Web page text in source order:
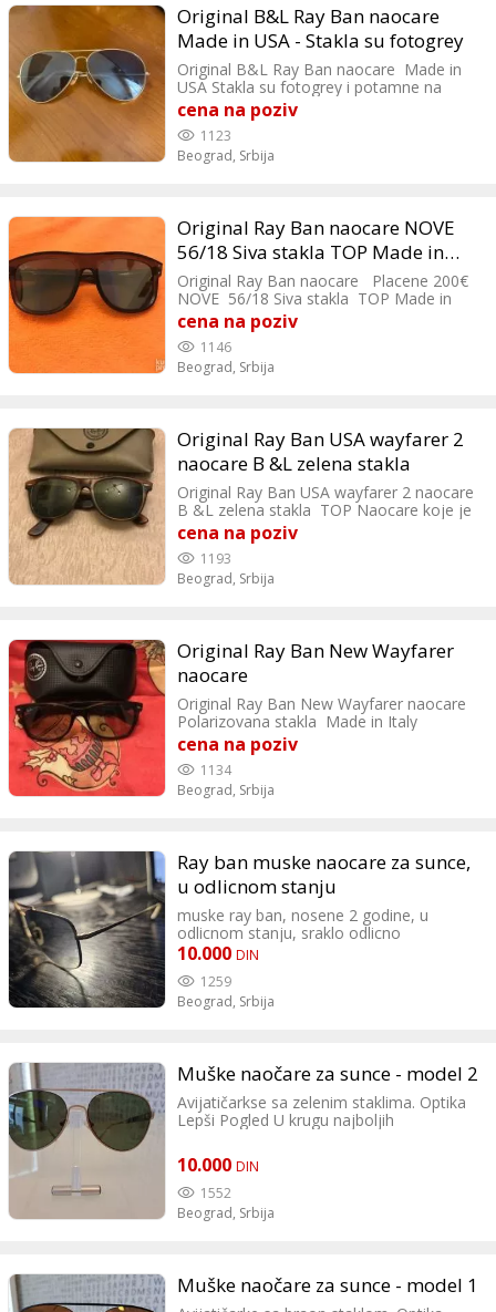
Original B&L Ray Ban naocare
Made in USA - Stakla su fotogrey
Original B&L Ray Ban naocare Made in
USA Stakla su fotogrey i potamne na
suncu. Mislim da je +1,5 Po zelji mogu
da se stave druga stakla
cena na poziv
1123
Beograd, Srbija
Original Ray Ban naocare NOVE
56/18 Siva stakla TOP Made in
Italy
Original Ray Ban naocare Placene 200€
NOVE 56/18 Siva stakla TOP Made in
Italy Extra classe
cena na poziv
1146
Beograd, Srbija
Original Ray Ban USA wayfarer 2
naocare B &L zelena stakla
Original Ray Ban USA wayfarer 2 naocare
B &L zelena stakla TOP Naocare koje je
nisio Orson Wales MADE IN USA
cena na poziv
1193
Beograd, Srbija
Original Ray Ban New Wayfarer
naocare
Original Ray Ban New Wayfarer naocare
Polarizovana stakla Made in Italy
Kupljene pre par sezona i placene 21000
din TOP Extra classe
cena na poziv
1134
Beograd, Srbija
Ray ban muske naocare za sunce,
u odlicnom stanju
muske ray ban, nosene 2 godine, u
odlicnom stanju, sraklo odlicno
10.000 DIN
1259
Beograd, Srbija
Muške naočare za sunce - model 2
Avijatičarkse sa zelenim staklima. Optika
Lepši Pogled U krugu najboljih
10.000 DIN
1552
Beograd, Srbija
Muške naočare za sunce - model 1